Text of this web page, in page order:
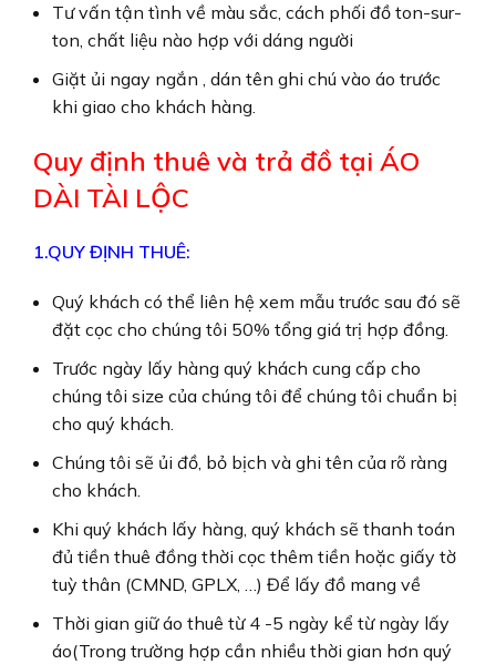
Tư vấn tận tình về màu sắc, cách phối đồ ton-sur-
ton, chất liệu nào hợp với dáng người
Giặt ủi ngay ngắn , dán tên ghi chú vào áo trước
khi giao cho khách hàng.
Quy định thuê và trả đồ tại ÁO
DÀI TÀI LỘC
1.QUY ĐỊNH THUÊ:
Quý khách có thể liên hệ xem mẫu trước sau đó sẽ
đặt cọc cho chúng tôi 50% tổng giá trị hợp đồng.
Trước ngày lấy hàng quý khách cung cấp cho
chúng tôi size của chúng tôi để chúng tôi chuẩn bị
cho quý khách.
Chúng tôi sẽ ủi đồ, bỏ bịch và ghi tên của rõ ràng
cho khách.
Khi quý khách lấy hàng, quý khách sẽ thanh toán
đủ tiền thuê đồng thời cọc thêm tiền hoặc giấy tờ
tuỳ thân (CMND, GPLX, …) Để lấy đồ mang về
Thời gian giữ áo thuê từ 4 -5 ngày kể từ ngày lấy
áo(Trong trường hợp cần nhiều thời gian hơn quý